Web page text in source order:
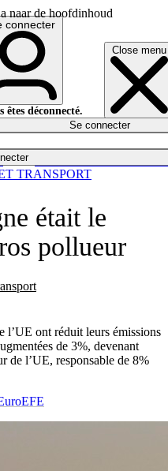
naar de hoofdinhoud
Close menu
connecter
êtes déconnecté.
Se connecter
était le
pollueur
l’UE ont réduit leurs émissions
de 3%, devenant
de l’UE, responsable de 8%
TRANSPORT